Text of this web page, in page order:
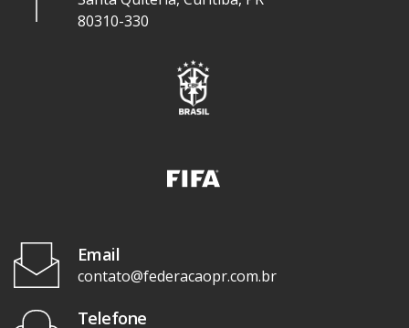
80310-330
Email
contato@federacaopr.com.br
Telefone